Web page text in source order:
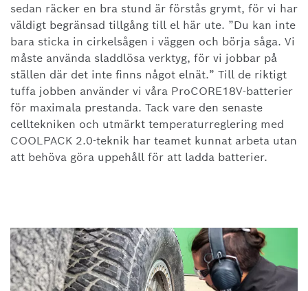
sedan räcker en bra stund är förstås grymt, för vi har
väldigt begränsad tillgång till el här ute. ”Du kan inte
bara sticka in cirkelsågen i väggen och börja såga. Vi
måste använda sladdlösa verktyg, för vi jobbar på
ställen där det inte finns något elnät.” Till de riktigt
tuffa jobben använder vi våra ProCORE18V-batterier
för maximala prestanda. Tack vare den senaste
celltekniken och utmärkt temperaturreglering med
COOLPACK 2.0-teknik har teamet kunnat arbeta utan
att behöva göra uppehåll för att ladda batterier.